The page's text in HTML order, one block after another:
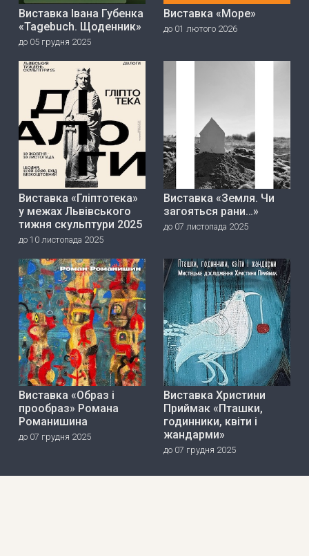
Виставка Івана Губенка
«Tagebuch. Щоденник»
до 05 грудня 2025
Виставка «Море»
до 01 лютого 2026
Виставка «Гліптотека»
у межах Львівського
тижня скульптури 2025
до 10 листопада 2025
Виставка «Земля. Чи
загояться рани…»
до 07 листопада 2025
Виставка «Образ і
прообраз» Романа
Романишина
до 07 грудня 2025
Виставка Христини
Приймак «Пташки,
годинники, квіти і
жандарми»
до 07 грудня 2025